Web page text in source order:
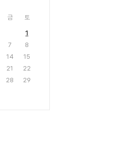
금 토
1
7
8
14
15
21
22
28
29